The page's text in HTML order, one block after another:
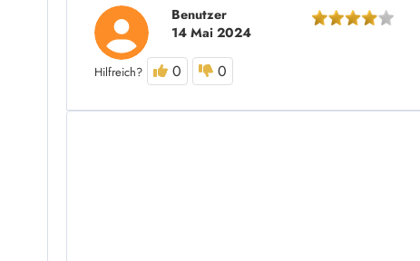
Benutzer
14 Mai 2024
Hilfreich? 0 0